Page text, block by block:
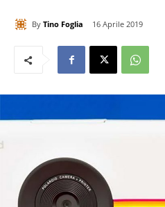
By Tino Foglia 16 Aprile 2019